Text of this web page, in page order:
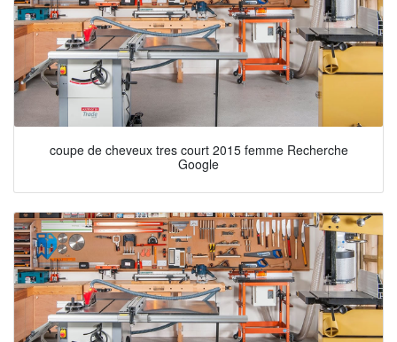
coupe de cheveux tres court 2015 femme Recherche
Google